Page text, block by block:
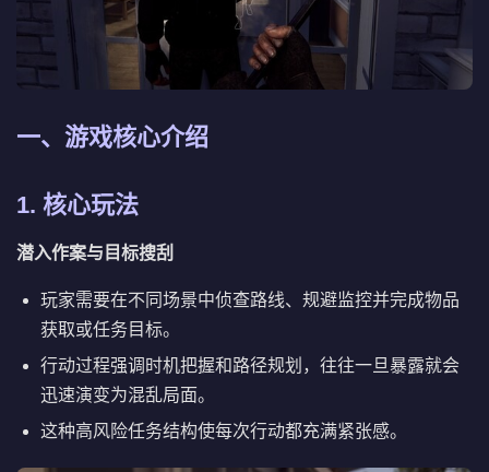
一、游戏核心介绍
1. 核心玩法
潜入作案与目标搜刮
玩家需要在不同场景中侦查路线、规避监控并完成物品
获取或任务目标。
行动过程强调时机把握和路径规划，往往一旦暴露就会
迅速演变为混乱局面。
这种高风险任务结构使每次行动都充满紧张感。